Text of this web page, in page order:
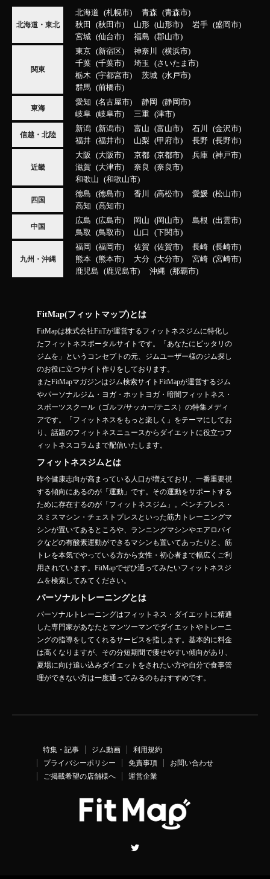
北海道・東北
北海道 札幌市 青森
青森市
秋田
秋田市 山形 山形市 岩手
盛岡市
宮城
仙台市 福島 郡山市
関東
東京 新宿区 神奈川
横浜市
千葉
千葉市 埼玉
さいたま市
栃木
宇都宮市 茨城
水戸市
群馬
前橋市
東海
愛知 名古屋市 静岡
静岡市
岐阜
岐阜市 三重 津市
信越・北陸
新潟 新潟市 富山 富山市 石川
金沢市
福井
福井市 山梨 甲府市 長野 長野市
近畿
大阪 大阪市 京都 京都市 兵庫
神戸市
滋賀
大津市 奈良
奈良市
和歌山
和歌山市
四国
徳島 徳島市 香川 高松市 愛媛
松山市
高知
高知市
中国
広島 広島市 岡山 岡山市 島根
出雲市
鳥取
鳥取市 山口 下関市
九州・沖縄
福岡 福岡市 佐賀 佐賀市 長崎
長崎市
熊本
熊本市 大分 大分市 宮崎
宮崎市
鹿児島
鹿児島市 沖縄 那覇市
FitMap(フィットマップ)とは
FitMapは株式会社FiiTが運営するフィットネスジムに特化し
たフィットネスポータルサイトです。「あなたにピッタリの
ジムを」というコンセプトの元、ジムユーザー様のジム探し
のお役に立つサイト作りをしております。
またFitMapマガジンはジム検索サイトFitMapが運営するジム
やパーソナルジム・ヨガ・ホットヨガ・暗闇フィットネス・
スポーツスクール（ゴルフ/サッカー/テニス）の特集メディ
アです。「フィットネスをもっと楽しく」をテーマにしてお
り、話題のフィットネスニュースからダイエットに役立つフ
ィットネスコラムまで配信いたします。
フィットネスジムとは
昨今健康志向が高まっている人口が増えており、一番重要視
する傾向にあるのが「運動」です。その運動をサポートする
ために存在するのが「フィットネスジム」。ベンチプレス・
スミスマシン・チェストプレスといった筋力トレーニングマ
シンが置いてあるところや、ランニングマシンやエアロバイ
クなどの有酸素運動ができるマシンも置いてあったりと、筋
トレを本気でやっている方から女性・初心者まで幅広くご利
用されています。FitMapでぜひ通ってみたいフィットネスジ
ムを検索してみてください。
パーソナルトレーニングとは
パーソナルトレーニングはフィットネス・ダイエットに精通
した専門家があなたとマンツーマンでダイエットやトレーニ
ングの指導をしてくれるサービスを指します。基本的に料金
は高くなりますが、その分短期間で痩せやすい傾向があり、
夏場に向け追い込みダイエットをされたい方や自分で食事管
理ができない方は一度通ってみるのもおすすめです。
特集・記事 ジム動画
利用規約
プライバシーポリシー
免責事項
お問い合わせ
ご掲載希望の店舗様へ
運営企業